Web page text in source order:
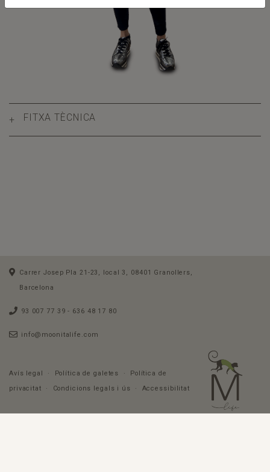
+ FITXA TÈCNICA
Carrer Josep Pla 21-23, local 3, 08401 Granollers,
Barcelona
93 007 77 39 - 636 48 17 80
info@moonitalife.com
Avís legal · Política de galetes ·
Política de
privacitat
· Condicions legals i ús · Accessibilitat